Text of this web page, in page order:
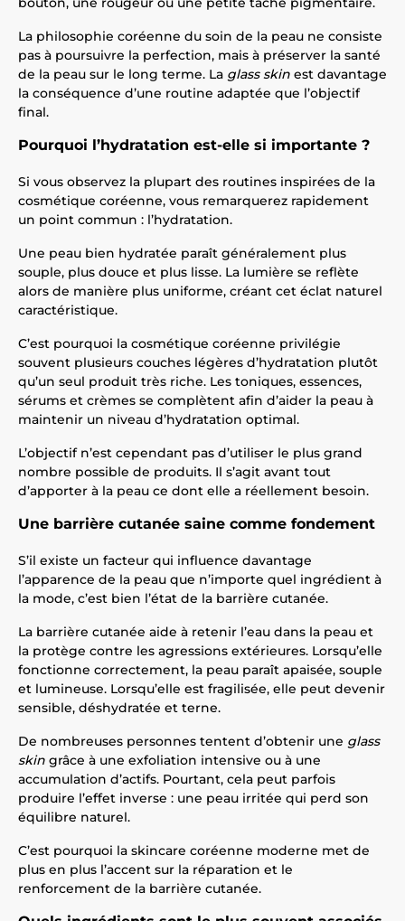
La philosophie coréenne du soin de la peau ne consiste
pas à poursuivre la perfection, mais à préserver la santé
de la peau sur le long terme. La glass skin est davantage
la conséquence d’une routine adaptée que l’objectif
final.
Pourquoi l’hydratation est-elle si importante ?
Si vous observez la plupart des routines inspirées de la
cosmétique coréenne, vous remarquerez rapidement
un point commun : l’hydratation.
Une peau bien hydratée paraît généralement plus
souple, plus douce et plus lisse. La lumière se reflète
alors de manière plus uniforme, créant cet éclat naturel
caractéristique.
C’est pourquoi la cosmétique coréenne privilégie
souvent plusieurs couches légères d’hydratation plutôt
qu’un seul produit très riche. Les toniques, essences,
sérums et crèmes se complètent afin d’aider la peau à
maintenir un niveau d’hydratation optimal.
L’objectif n’est cependant pas d’utiliser le plus grand
nombre possible de produits. Il s’agit avant tout
d’apporter à la peau ce dont elle a réellement besoin.
Une barrière cutanée saine comme fondement
S’il existe un facteur qui influence davantage
l’apparence de la peau que n’importe quel ingrédient à
la mode, c’est bien l’état de la barrière cutanée.
La barrière cutanée aide à retenir l’eau dans la peau et
la protège contre les agressions extérieures. Lorsqu’elle
fonctionne correctement, la peau paraît apaisée, souple
et lumineuse. Lorsqu’elle est fragilisée, elle peut devenir
sensible, déshydratée et terne.
De nombreuses personnes tentent d’obtenir une glass
skin grâce à une exfoliation intensive ou à une
accumulation d’actifs. Pourtant, cela peut parfois
produire l’effet inverse : une peau irritée qui perd son
équilibre naturel.
C’est pourquoi la skincare coréenne moderne met de
plus en plus l’accent sur la réparation et le
renforcement de la barrière cutanée.